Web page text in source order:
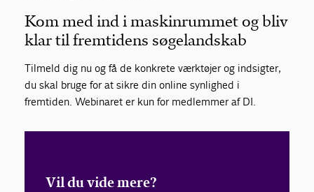
Kom med ind i maskinrummet og bliv
klar til fremtidens søgelandskab
Tilmeld dig nu og få de konkrete værktøjer og indsigter,
du skal bruge for at sikre din online synlighed i
fremtiden. Webinaret er kun for medlemmer af DI.
Vil du vide mere?